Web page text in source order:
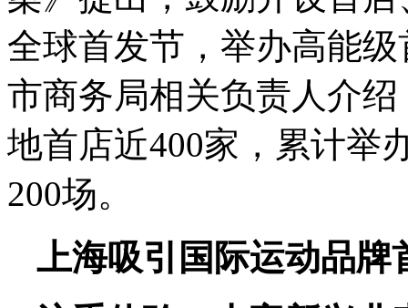
全球首发节，举办高能
市商务局相关负责人介
地首店近400家，累计举
200场。
上海吸引国际运动品